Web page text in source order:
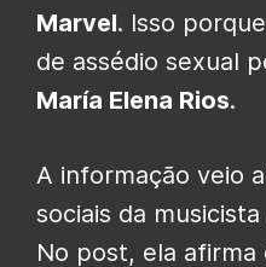
Marvel. Isso
de assédio sexual
María Elena Rios.
A informação veio
sociais da
No post, ela afirma